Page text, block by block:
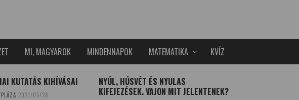
MI, MAGYAROK MINDENNAPOK MATEMATIKA KVÍZ
KUTATÁS KIHÍVÁSAI
2021/05/28
NYÚL, HÚSVÉT ÉS NYULAS
KIFEJEZÉSEK. VAJON MIT JELENTENEK?